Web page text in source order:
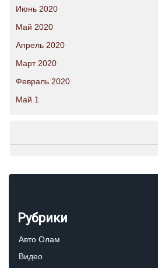
Июнь 2020
Май 2020
Апрель 2020
Март 2020
Февраль 2020
Май 1
Рубрики
Авто Олам
Видео